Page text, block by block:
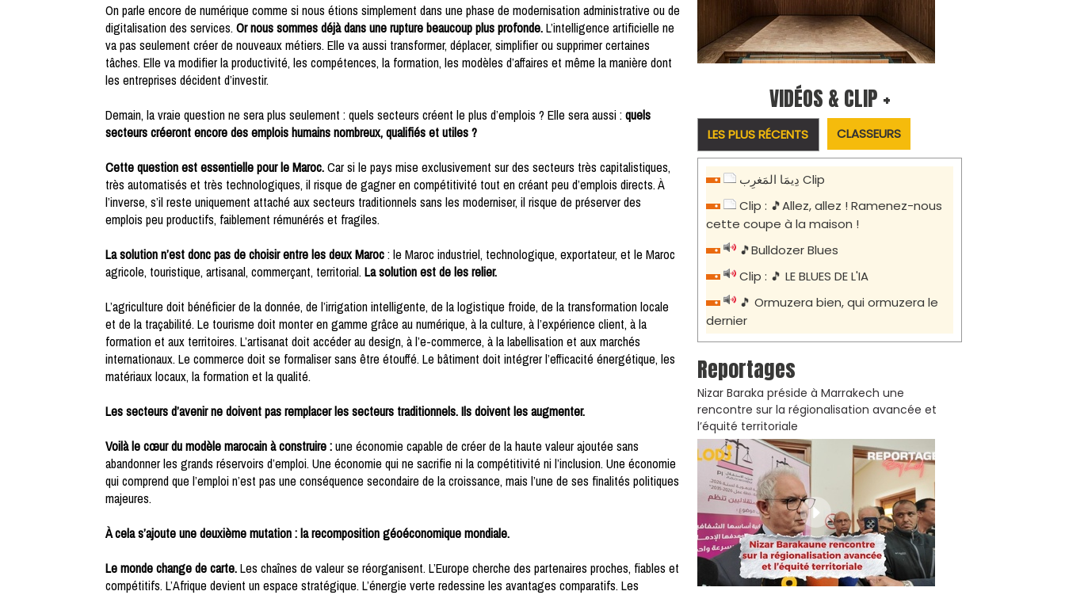
On parle encore de numérique comme si nous étions simplement dans une phase de modernisation administrative ou de
digitalisation des services.Or nous sommes déjà dans une rupture beaucoup plus profonde.L’intelligence artificielle ne
va pas seulement créer de nouveaux métiers. Elle va aussi transformer, déplacer, simplifier ou supprimer certaines
tâches. Elle va modifier la productivité, les compétences, la formation, les modèles d’affaires et même la manière dont
les entreprises décident d’investir.
Demain, la vraie question ne sera plus seulement : quels secteurs créent le plus d’emplois ? Elle sera aussi :quels
secteurs créeront encore des emplois humains nombreux, qualifiés et utiles ?
Cette question est essentielle pour le Maroc.Car si le pays mise exclusivement sur des secteurs très capitalistiques,
très automatisés et très technologiques, il risque de gagner en compétitivité tout en créant peu d’emplois directs. À
l’inverse, s’il reste uniquement attaché aux secteurs traditionnels sans les moderniser, il risque de préserver des
emplois peu productifs, faiblement rémunérés et fragiles.
La solution n’est donc pas de choisir entre les deux Maroc: le Maroc industriel, technologique, exportateur, et le Maroc
agricole, touristique, artisanal, commerçant, territorial.La solution est de les relier.
L’agriculture doit bénéficier de la donnée, de l’irrigation intelligente, de la logistique froide, de la transformation locale
et de la traçabilité. Le tourisme doit monter en gamme grâce au numérique, à la culture, à l’expérience client, à la
formation et aux territoires. L’artisanat doit accéder au design, à l’e-commerce, à la labellisation et aux marchés
internationaux. Le commerce doit se formaliser sans être étouffé. Le bâtiment doit intégrer l’efficacité énergétique, les
matériaux locaux, la formation et la qualité.
Les secteurs d’avenir ne doivent pas remplacer les secteurs traditionnels. Ils doivent les augmenter.
Voilà le cœur du modèle marocain à construire :une économie capable de créer de la haute valeur ajoutée sans
abandonner les grands réservoirs d’emploi. Une économie qui ne sacrifie ni la compétitivité ni l’inclusion. Une économie
qui comprend que l’emploi n’est pas une conséquence secondaire de la croissance, mais l’une de ses finalités politiques
majeures.
À cela s’ajoute une deuxième mutation : la recomposition géoéconomique mondiale.
Le monde change de carte.Les chaînes de valeur se réorganisent. L’Europe cherche des partenaires proches, fiables et
compétitifs. L’Afrique devient un espace stratégique. L’énergie verte redessine les avantages comparatifs. Les
VIDÉOS & CLIP +
LES PLUS RÉCENTS CLASSEURS
دِيمَا المَغرِب Clip
Clip : 🎵Allez, allez ! Ramenez-nous
cette coupe à la maison !
🎵Bulldozer Blues
Clip : 🎵 LE BLUES DE L'IA
🎵 Ormuzera bien, qui ormuzera le
dernier
Reportages
Nizar Baraka préside à Marrakech une
rencontre sur la régionalisation avancée et
l’équité territoriale